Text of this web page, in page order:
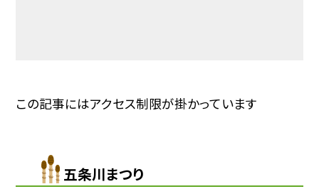
この記事にはアクセス制限が掛かっています
五条川まつり